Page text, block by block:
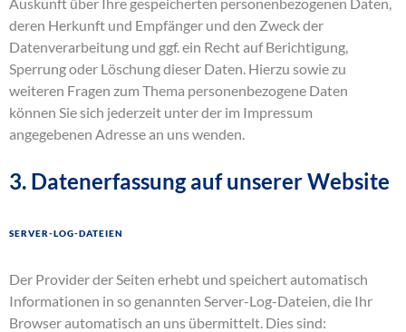
deren Herkunft und Empfänger und den Zweck der
Datenverarbeitung und ggf. ein Recht auf Berichtigung,
Sperrung oder Löschung dieser Daten. Hierzu sowie zu
weiteren Fragen zum Thema personenbezogene Daten
können Sie sich jederzeit unter der im Impressum
angegebenen Adresse an uns wenden.
3. Datenerfassung auf unserer Website
Server-Log-Dateien
Der Provider der Seiten erhebt und speichert automatisch
Informationen in so genannten Server-Log-Dateien, die Ihr
Browser automatisch an uns übermittelt. Dies sind: